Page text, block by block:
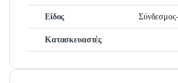
Είδος
Κατασκευαστές